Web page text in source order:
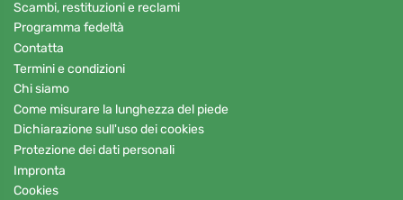
Scambi, restituzioni e reclami
Programma fedeltà
Contatta
Termini e condizioni
Chi siamo
Come misurare la lunghezza del piede
Dichiarazione sull'uso dei cookies
Protezione dei dati personali
Impronta
Cookies